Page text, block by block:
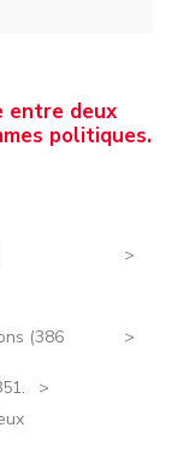
entre deux
politiques.
(386